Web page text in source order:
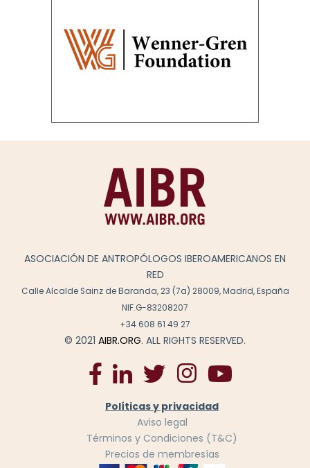
ASOCIACIÓN DE ANTROPÓLOGOS IBEROAMERICANOS EN
RED
Calle Alcalde Sainz de Baranda, 23 (7a) 28009, Madrid, España
NIF.G-83208207
+34 608 61 49 27
© 2021 AIBR.ORG. ALL RIGHTS RESERVED.
Políticas y privacidad
Aviso legal
Términos y Condiciones (T&C)
Precios de membresías